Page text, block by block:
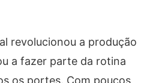
revolucionou a produção
a fazer parte da rotina